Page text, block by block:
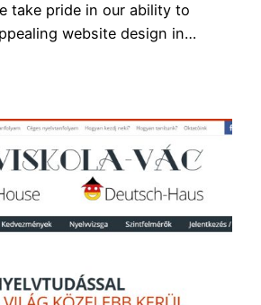
take pride in our ability to
website design in…